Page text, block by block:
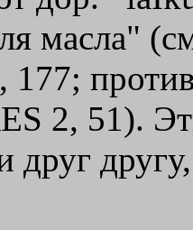
масла"
177;
2, 51).
друг